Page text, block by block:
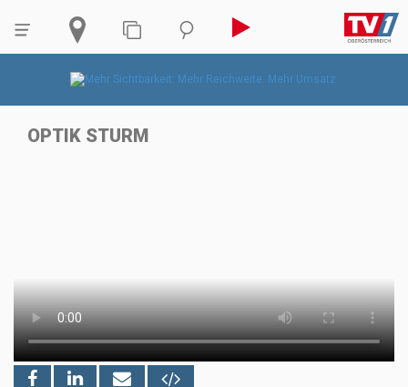
OPTIK STURM